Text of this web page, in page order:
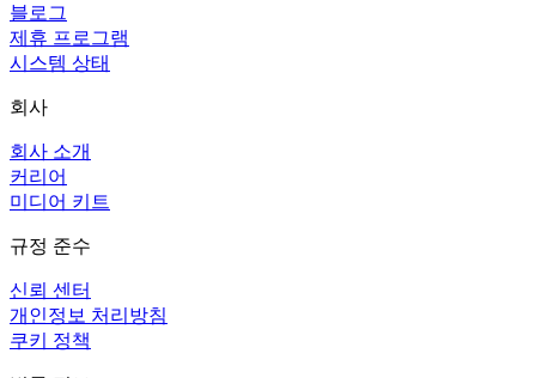
블로그
제휴 프로그램
시스템 상태
회사
회사 소개
커리어
미디어 키트
규정 준수
신뢰 센터
개인정보 처리방침
쿠키 정책